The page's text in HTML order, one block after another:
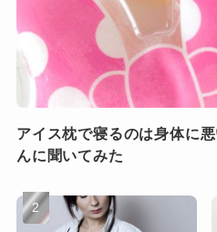
アイス枕で寝るのは身体に
んに聞いてみた